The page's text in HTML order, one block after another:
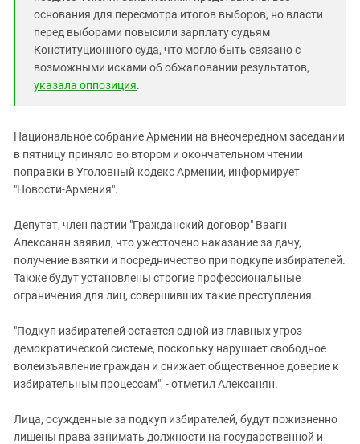
основания для пересмотра итогов выборов, но власти
перед выборами повысили зарплату судьям
Конституционного суда, что могло быть связано с
возможными исками об обжаловании результатов,
указала оппозиция.
Национальное собрание Армении на внеочередном заседании
в пятницу приняло во втором и окончательном чтении
поправки в Уголовный кодекс Армении, информирует
"Новости-Армения".
Депутат, член партии "Гражданский договор" Ваагн
Алексанян заявил, что ужесточено наказание за дачу,
получение взятки и посредничество при подкупе избирателей.
Также будут установлены строгие профессиональные
ограничения для лиц, совершивших такие преступления.
"Подкуп избирателей остается одной из главных угроз
демократической системе, поскольку нарушает свободное
волеизъявление граждан и снижает общественное доверие к
избирательным процессам", - отметил Алексанян.
Лица, осужденные за подкуп избирателей, будут пожизненно
лишены права занимать должности на государственной и